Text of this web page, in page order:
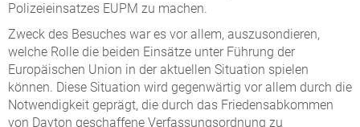
Polizeieinsatzes EUPM zu machen.
Zweck des Besuches war es vor allem, auszusondieren,
welche Rolle die beiden Einsätze unter Führung der
Europäischen Union in der aktuellen Situation spielen
können. Diese Situation wird gegenwärtig vor allem durch die
Notwendigkeit geprägt, die durch das Friedensabkommen
von Dayton geschaffene Verfassungsordnung zu